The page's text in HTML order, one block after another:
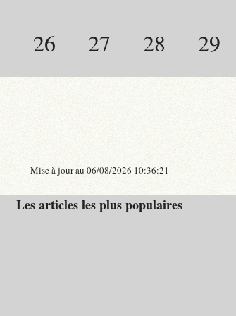
26 27 28 29
Mise à jour au 06/08/2026 10:36:21
Les articles les plus populaires